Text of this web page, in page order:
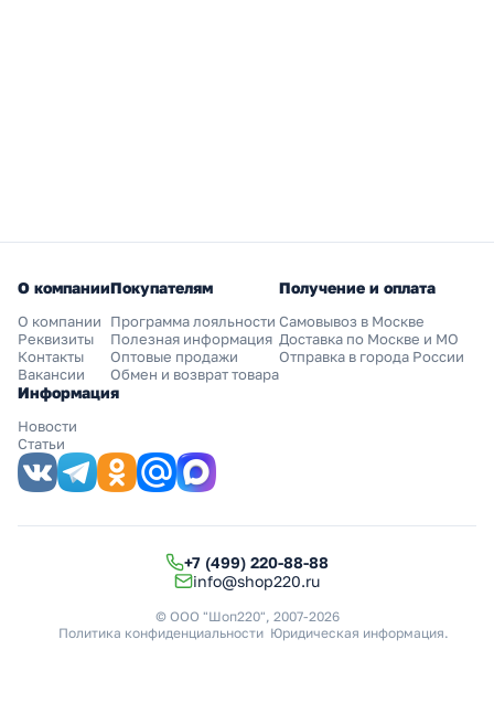
О компании
О компании
Реквизиты
Контакты
Вакансии
Покупателям
Программа лояльности
Полезная информация
Оптовые продажи
Обмен и возврат товара
Получение и оплата
Самовывоз в Москве
Доставка по Москве и МО
Отправка в города России
Информация
Новости
Статьи
+7 (499) 220-88-88
info@shop220.ru
© ООО "Шоп220", 2007-2026
Политика конфиденциальности Юридическая информация.